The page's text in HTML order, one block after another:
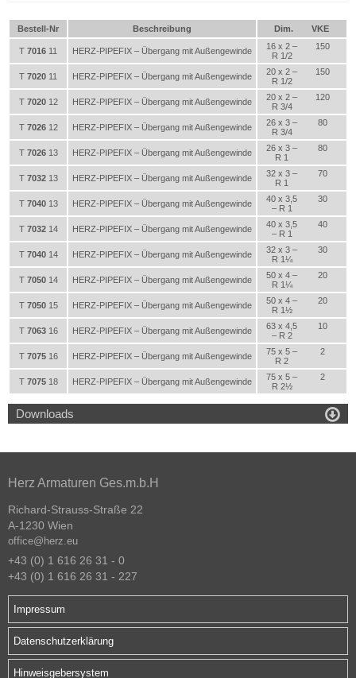
Bestell-Nr Beschreibung Dim. VKE
T 7016 11 HERZ-PIPEFIX – Übergang mit Außengewinde
16 x 2 –
R 1/2
150
T 7020 11 HERZ-PIPEFIX – Übergang mit Außengewinde
20 x 2 –
R 1/2
150
T 702012 HERZ-PIPEFIX – Übergang mit Außengewinde
20 x 2 –
R 3/4
120
T 702612 HERZ-PIPEFIX – Übergang mit Außengewinde
26 x 3 –
R 3/4
80
T 702613 HERZ-PIPEFIX – Übergang mit Außengewinde
26 x 3 –
R 1
80
T 703213 HERZ-PIPEFIX – Übergang mit Außengewinde
32 x 3 –
R 1
70
T 704013 HERZ-PIPEFIX – Übergang mit Außengewinde
40 x 3,5
– R 1
30
T 703214 HERZ-PIPEFIX – Übergang mit Außengewinde
40 x 3,5
– R 1
40
T 704014 HERZ-PIPEFIX – Übergang mit Außengewinde
32 x 3 –
R 1¼
30
T 705014 HERZ-PIPEFIX – Übergang mit Außengewinde
50 x 4 –
R 1¼
20
T 705015 HERZ-PIPEFIX – Übergang mit Außengewinde
50 x 4 –
R 1½
20
T 706316 HERZ-PIPEFIX – Übergang mit Außengewinde
63 x 4,5
– R 2
10
T 707516 HERZ-PIPEFIX – Übergang mit Außengewinde
75 x 5 –
R 2
2
T 707518 HERZ-PIPEFIX – Übergang mit Außengewinde
75 x 5 –
R 2½
2
Downloads 
Herz Armaturen Ges.m.b.H
Richard-Strauss-Straße 22
A-1230 Wien
office@herz.eu
+43 (0) 1 616 26 31 - 0
+43 (0) 1 616 26 31 - 227
Impressum
Datenschutzerklärung
Hinweisgebersystem